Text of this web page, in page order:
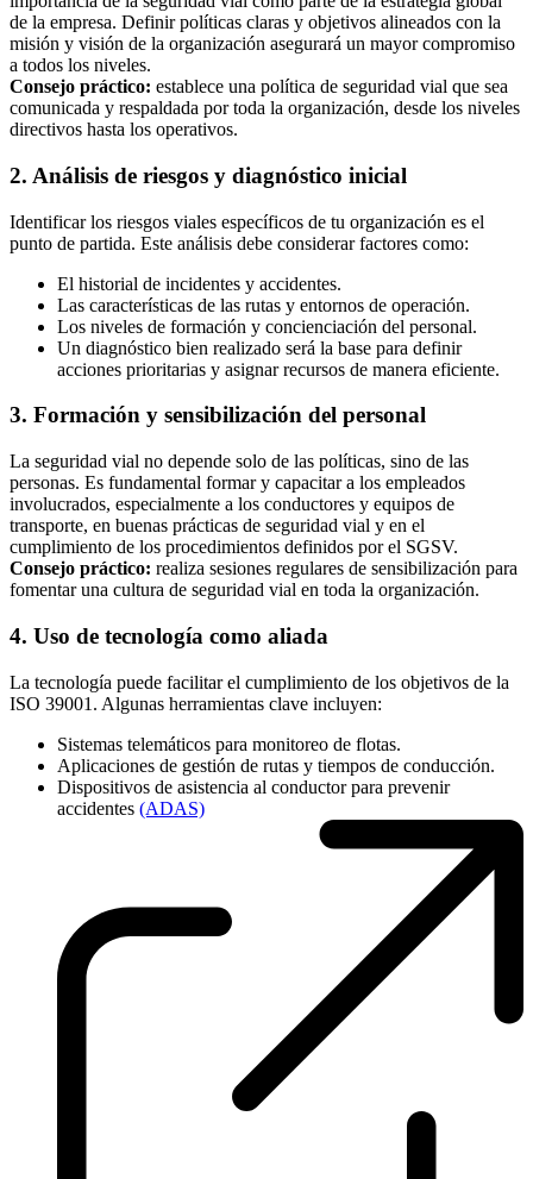
de la empresa. Definir políticas claras y objetivos alineados con la
misión y visión de la organización asegurará un mayor compromiso
a todos los niveles.
Consejo práctico: establece una política de seguridad vial que sea
comunicada y respaldada por toda la organización, desde los niveles
directivos hasta los operativos.
2. Análisis de riesgos y diagnóstico inicial
Identificar los riesgos viales específicos de tu organización es el
punto de partida. Este análisis debe considerar factores como:
El historial de incidentes y accidentes.
Las características de las rutas y entornos de operación.
Los niveles de formación y concienciación del personal.
Un diagnóstico bien realizado será la base para definir
acciones prioritarias y asignar recursos de manera eficiente.
3. Formación y sensibilización del personal
La seguridad vial no depende solo de las políticas, sino de las
personas. Es fundamental formar y capacitar a los empleados
involucrados, especialmente a los conductores y equipos de
transporte, en buenas prácticas de seguridad vial y en el
cumplimiento de los procedimientos definidos por el SGSV.
Consejo práctico: realiza sesiones regulares de sensibilización para
fomentar una cultura de seguridad vial en toda la organización.
4. Uso de tecnología como aliada
La tecnología puede facilitar el cumplimiento de los objetivos de la
ISO 39001. Algunas herramientas clave incluyen:
Sistemas telemáticos para monitoreo de flotas.
Aplicaciones de gestión de rutas y tiempos de conducción.
Dispositivos de asistencia al conductor para prevenir
accidentes (ADAS)